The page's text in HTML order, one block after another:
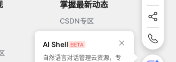
AI Shell
自然语言对话管理云资源，专
掌握最新动态
CSDN专区
开源中国